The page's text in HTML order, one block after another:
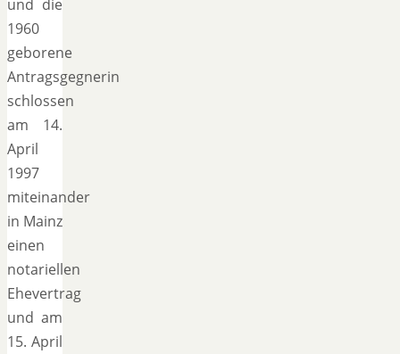
und die
1960
geborene
Antragsgegnerin
schlossen
am 14.
April
1997
miteinander
in Mainz
einen
notariellen
Ehevertrag
und am
15. April